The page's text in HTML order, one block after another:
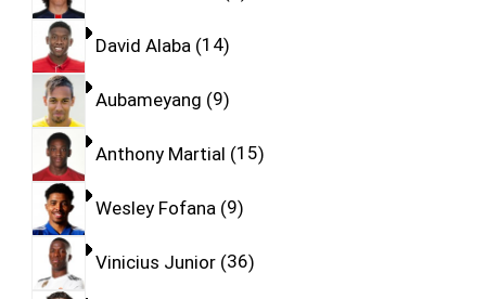
David Alaba 14
Aubameyang 9
Anthony Martial 15
Wesley Fofana 9
Vinicius Junior 36